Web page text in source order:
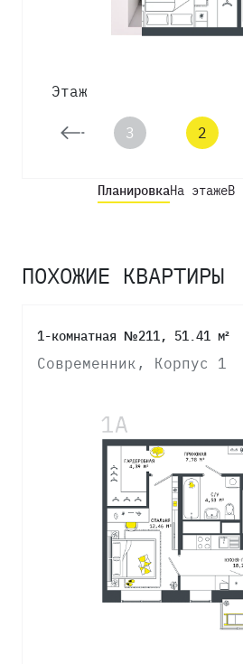
Этаж
4 3 2
ПланировкаНа этажеВ
ПОХОЖИЕ КВАРТИРЫ
1-комнатная №211, 51.41 м²
Современник, Корпус 1